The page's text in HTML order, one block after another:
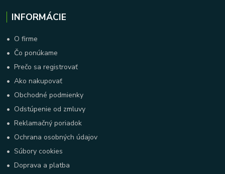
INFORMÁCIE
• O firme
• Čo ponúkame
•Prečo sa registrovať
•Ako nakupovať
• Obchodné podmienky
• Odstúpenie od zmluvy
•Reklamačný poriadok
• Ochrana osobných údajov
•Súbory cookies
•Doprava a platba